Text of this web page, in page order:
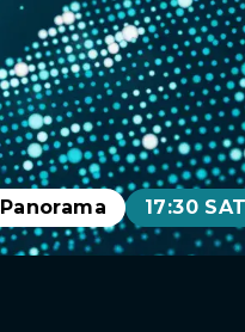
Panorama 17:30